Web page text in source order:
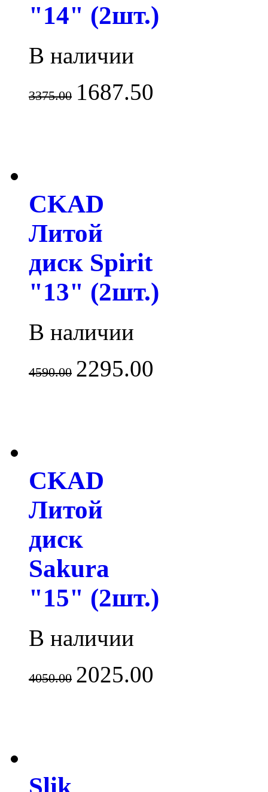
"14" (2шт.)
В наличии
3375.00 1687.50
CKAD
Литой
диск Spirit
"13" (2шт.)
В наличии
4590.00 2295.00
CKAD
Литой
диск
Sakura
"15" (2шт.)
В наличии
4050.00 2025.00
Slik